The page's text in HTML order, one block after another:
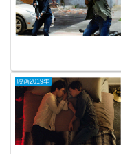
映画2019年